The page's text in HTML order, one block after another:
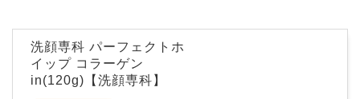
洗顔専科 パーフェクトホ
イップ コラーゲン
in(120g)【洗顔専科】